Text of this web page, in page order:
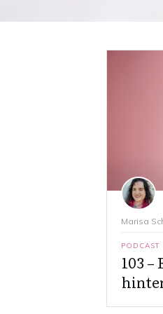
Marisa
PODCAST
103